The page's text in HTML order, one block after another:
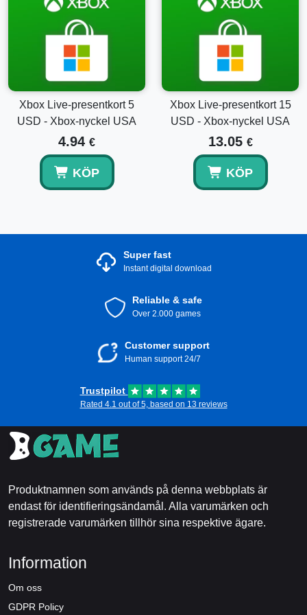
Xbox Live-presentkort 5
USD - Xbox-nyckel USA
4.94 €
KÖP
Xbox Live-presentkort 15
USD - Xbox-nyckel USA
13.05 €
KÖP
Super fast
Instant digital download
Reliable & safe
Over 2.000 games
Customer support
Human support 24/7
Trustpilot
Rated 4.1 out of 5, based on 13 reviews
Produktnamnen som används på denna webbplats är
endast för identifieringsändamål. Alla varumärken och
registrerade varumärken tillhör sina respektive ägare.
Information
Om oss
GDPR Policy